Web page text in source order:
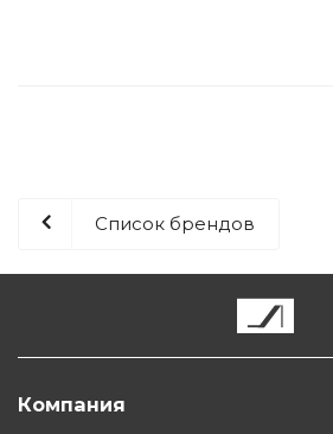
Список брендов
Компания